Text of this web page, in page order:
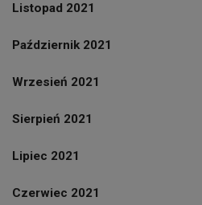
Listopad 2021
Październik 2021
Wrzesień 2021
Sierpień 2021
Lipiec 2021
Czerwiec 2021